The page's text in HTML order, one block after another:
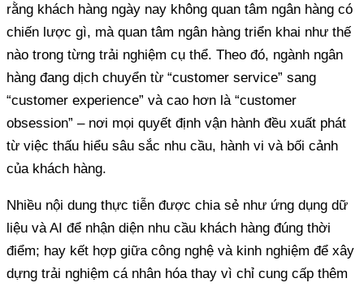
rằng khách hàng ngày nay không quan tâm ngân hàng có
chiến lược gì, mà quan tâm ngân hàng triển khai như thế
nào trong từng trải nghiệm cụ thể. Theo đó, ngành ngân
hàng đang dịch chuyển từ “customer service” sang
“customer experience” và cao hơn là “customer
obsession” – nơi mọi quyết định vận hành đều xuất phát
từ việc thấu hiểu sâu sắc nhu cầu, hành vi và bối cảnh
của khách hàng.
Nhiều nội dung thực tiễn được chia sẻ như ứng dụng dữ
liệu và AI để nhận diện nhu cầu khách hàng đúng thời
điểm; hay kết hợp giữa công nghệ và kinh nghiệm để xây
dựng trải nghiệm cá nhân hóa thay vì chỉ cung cấp thêm